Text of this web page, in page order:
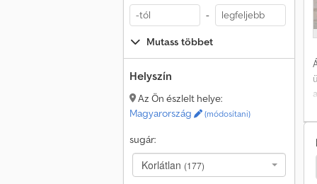
-
Mutass többet
Helyszín
Az Ön észlelt helye:
Magyarország
(módosítani)
sugár:
Korlátlan (177)
Iveco Más Gépek Daf Lf Nyergesvontató